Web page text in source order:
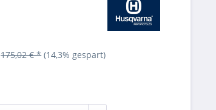
175,02 € * (14,3% gespart)